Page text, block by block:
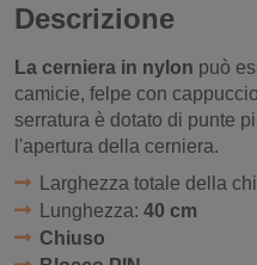
Descrizione
La cerniera in nylon può
camicie, felpe con
serratura è dotato di punte
l'apertura della cerniera.
Larghezza totale della
Lunghezza: 40 cm
Chiuso